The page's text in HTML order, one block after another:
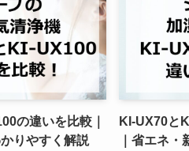
の違いを比較｜
りやすく解説
KI-UX70と
｜省エネ